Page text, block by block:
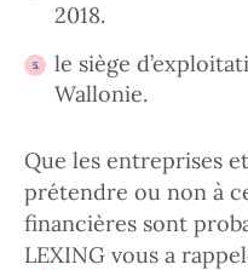
2018.
le siège
Wallonie.
Que les entreprises
prétendre ou non à
financières sont
LEXING vous a